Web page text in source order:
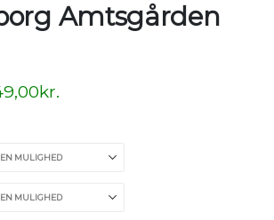
Amtsgården
kr.